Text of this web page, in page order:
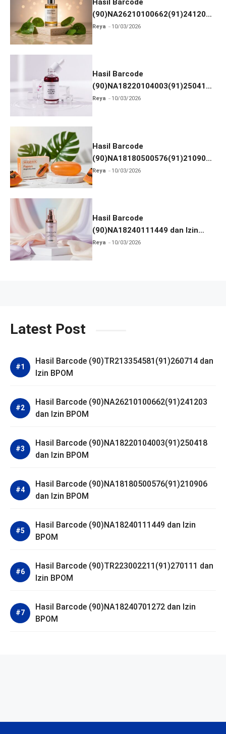
Hasil Barcode
(90)NA26210100662(91)241203
dan Izin BPOM
Reya 10/03/2026
Hasil Barcode
(90)NA18220104003(91)250418
dan Izin BPOM
Reya 10/03/2026
Hasil Barcode
(90)NA18180500576(91)210906
dan Izin BPOM
Reya 10/03/2026
Hasil Barcode
(90)NA18240111449 dan Izin
BPOM
Reya 10/03/2026
Latest Post
Hasil Barcode (90)TR213354581(91)260714 dan
Izin BPOM
Hasil Barcode (90)NA26210100662(91)241203
dan Izin BPOM
Hasil Barcode (90)NA18220104003(91)250418
dan Izin BPOM
Hasil Barcode (90)NA18180500576(91)210906
dan Izin BPOM
Hasil Barcode (90)NA18240111449 dan Izin
BPOM
Hasil Barcode (90)TR223002211(91)270111 dan
Izin BPOM
Hasil Barcode (90)NA18240701272 dan Izin
BPOM